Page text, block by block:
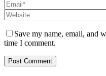
Save my name, email, and
time I comment.